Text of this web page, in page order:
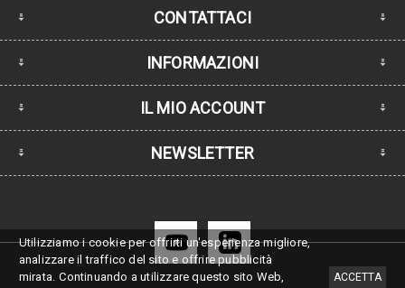
CONTATTACI
INFORMAZIONI
IL MIO ACCOUNT
NEWSLETTER
Utilizziamo i cookie per offrirti un'esperienza migliore,
analizzare il traffico del sito e offrire pubblicità
mirata. Continuando a utilizzare questo sito Web,
ACCETTA